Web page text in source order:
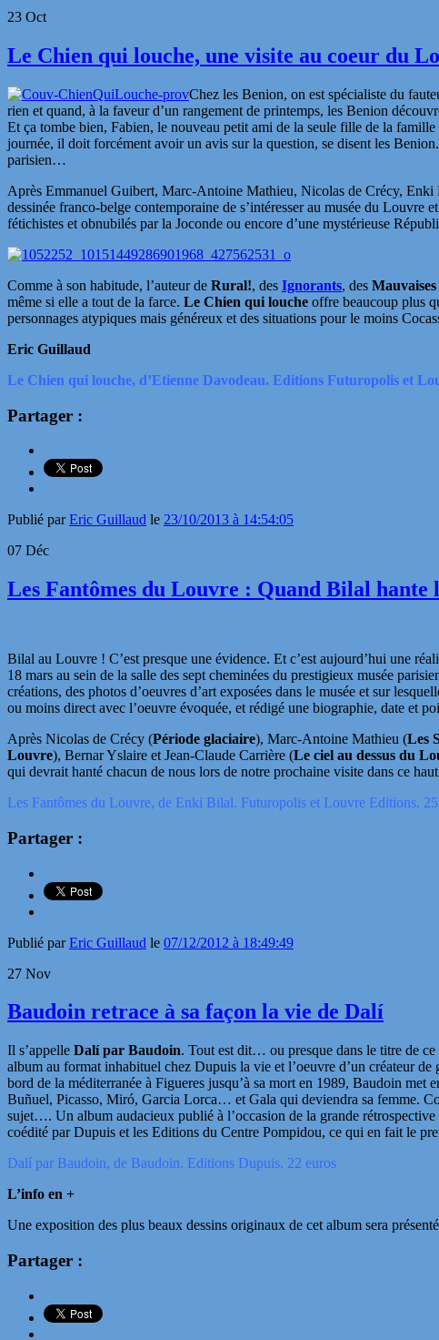
23 Oct
Le Chien qui louche, une visite au coeur du
Chez les Benion, on est spécialiste du
rien et quand, à la faveur d’un rangement de printemps, les Benion
Et ça tombe bien, Fabien, le nouveau petit ami de la seule fille de la
journée, il doit forcément avoir un avis sur la question, se disent les
parisien…
Après Emmanuel Guibert, Marc-Antoine Mathieu, Nicolas de Crécy,
dessinée franco-belge contemporaine de s’intéresser au musée du
fétichistes et obnubilés par la Joconde ou encore d’une mystérieuse
Comme à son habitude, l’auteur de Rural!, des Ignorants, des Mauvaises
même si elle a tout de la farce. Le Chien qui louche offre beaucoup plus
personnages atypiques mais généreux et des situations pour le moins
Eric Guillaud
Le Chien qui louche, d’Etienne Davodeau. Editions Futuropolis et
Partager :
Publié parEric Guillaud le 23/10/2013 à 14:54:05
07 Déc
Les Fantômes du Louvre : Quand Bilal hante
Bilal au Louvre ! C’est presque une évidence. Et c’est aujourd’hui une
18 mars au sein de la salle des sept cheminées du prestigieux musée
créations, des photos d’oeuvres d’art exposées dans le musée et sur
ou moins direct avec l’oeuvre évoquée, et rédigé une biographie, date et
Après Nicolas de Crécy (Période glaciaire), Marc-Antoine Mathieu (Les
Louvre), Bernar Yslaire et Jean-Claude Carrière (Le ciel au dessus du
qui devrait hanté chacun de nous lors de notre prochaine visite dans ce
Les Fantômes du Louvre, de Enki Bilal. Futuropolis et Louvre Editions.
Partager :
Publié parEric Guillaud le 07/12/2012 à 18:49:49
27 Nov
Baudoin retrace à sa façon la vie de Dalí
Il s’appelle Dalí par Baudoin. Tout est dit… ou presque dans le titre de ce
album au format inhabituel chez Dupuis la vie et l’oeuvre d’un créateur
bord de la méditerranée à Figueres jusqu’à sa mort en 1989, Baudoin met
Buñuel, Picasso, Miró, Garcia Lorca… et Gala qui deviendra sa femme.
sujet…. Un album audacieux publié à l’occasion de la grande rétrospective
coédité par Dupuis et les Editions du Centre Pompidou, ce qui en fait le
Dalí par Baudoin, de Baudoin. Editions Dupuis. 22 euros
L’info en +
Une exposition des plus beaux dessins originaux de cet album sera
Partager :